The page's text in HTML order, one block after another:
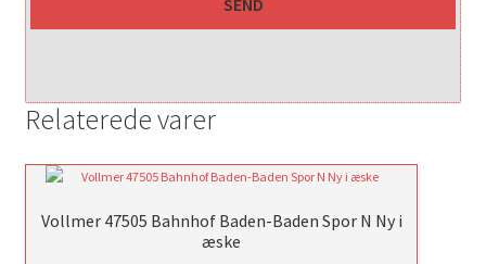
Relaterede varer
Vollmer 47505 Bahnhof Baden-Baden Spor N Ny i
æske